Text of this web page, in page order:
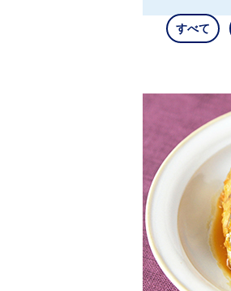
すべて